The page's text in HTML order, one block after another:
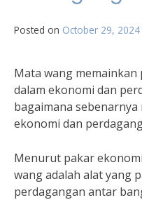
Posted on October 29, 2024
Mata wang
dalam ekonomi dan
bagaimana
ekonomi dan
Menurut pakar
wang adalah alat yang
perdagangan antar